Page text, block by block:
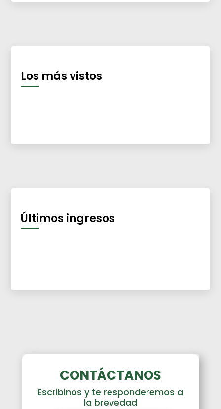
Los más vistos
Últimos ingresos
CONTÁCTANOS
Escribinos y te responderemos a
la brevedad